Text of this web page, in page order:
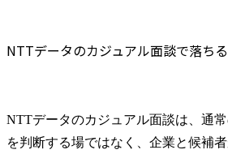
まとめ
ーと連携しながら施策を
●配置・異動、評価、昇格
●人事・人財情報のデータ
ドリブン施策
NTTデータのカジュアル面談で落ち
NTTデータのカジュアル面談は、通
を判断する場ではなく、企業と候補